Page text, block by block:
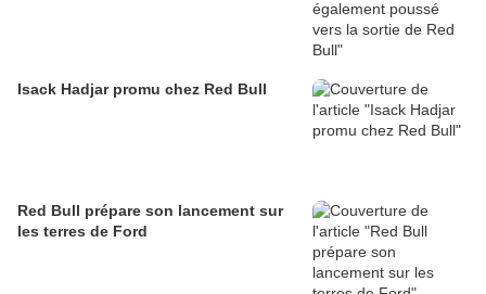
Isack Hadjar promu chez Red Bull
Red Bull prépare son lancement sur
les terres de Ford